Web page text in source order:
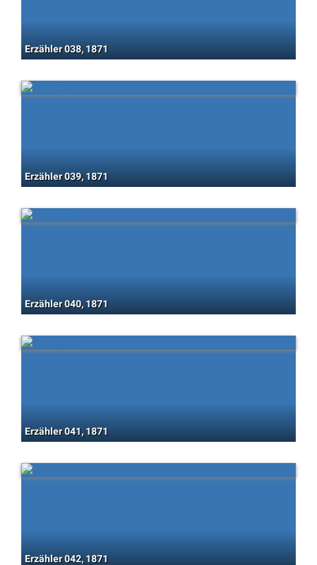
Erzähler 038, 1871
Erzähler 039, 1871
Erzähler 040, 1871
Erzähler 041, 1871
Erzähler 042, 1871